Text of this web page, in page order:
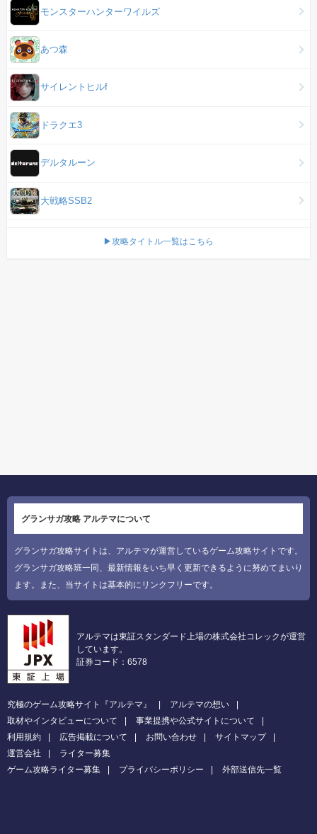
モンスターハンターワイルズ
あつ森
サイレントヒルf
ドラクエ3
デルタルーン
大戦略SSB2
▶攻略タイトル一覧はこちら
グランサガ攻略 アルテマについて
グランサガ攻略サイトは、アルテマが運営しているゲーム攻略サイトです。
グランサガ攻略班一同、最新情報をいち早く更新できるように努めてまいり
ます。また、当サイトは基本的にリンクフリーです。
アルテマは東証スタンダード上場の株式会社コレックが運営
しています。
証券コード：6578
究極のゲーム攻略サイト『アルテマ』
アルテマの想い
取材やインタビューについて
事業提携や公式サイトについて
利用規約
広告掲載について お問い合わせ
サイトマップ
運営会社
ライター募集
ゲーム攻略ライター募集
プライバシーポリシー 外部送信先一覧